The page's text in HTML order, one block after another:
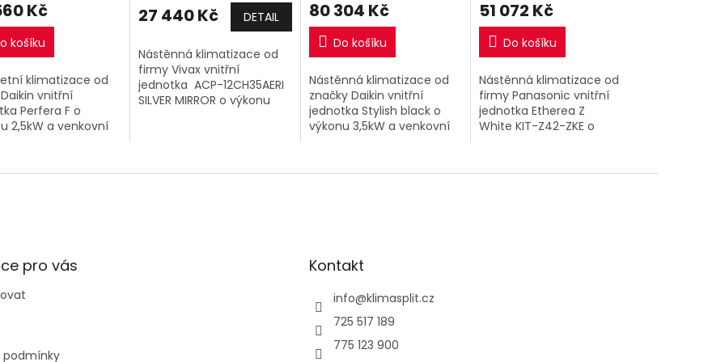
Kč
košíku
klimatizace od
vnitřní
Perfera F o
2,5kW a venkovní
27 440 Kč DETAIL
Nástěnná klimatizace od
firmy Vivax vnitřní
jednotka ACP-12CH35AERI
SILVER MIRROR o výkonu
80 304 Kč
Do košíku
Nástěnná klimatizace od
značky Daikin vnitřní
jednotka Stylish black o
výkonu 3,5kW a venkovní
51 072 Kč
Do košíku
Nástěnná klimatizace od
firmy Panasonic vnitřní
jednotka Etherea Z
White KIT-Z42-ZKE o
pro vás Kontakt
info@klimasplit.cz
725 517 189
775 123 900